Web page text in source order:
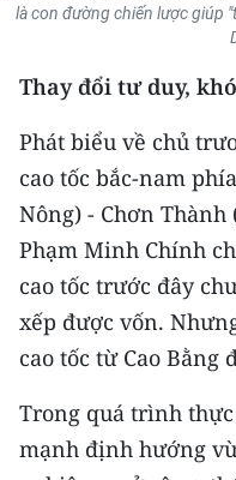
TRI THỨC CHUYÊN
54 DÂN TỘC VIỆT NAM
CHƯƠNG TRÌNH OCOP
MỘT SẢN PHẨM
RADIO
MEDIA CENTER
Video
là con đường chiến lược giúp
Thay đổi tư duy,
Phát biểu về chủ
cao tốc bắc-nam
Nông) - Chơn
Phạm Minh Chính
cao tốc trước đây
xếp được vốn.
cao tốc từ Cao Bằng
Trong quá trình
mạnh định hướng